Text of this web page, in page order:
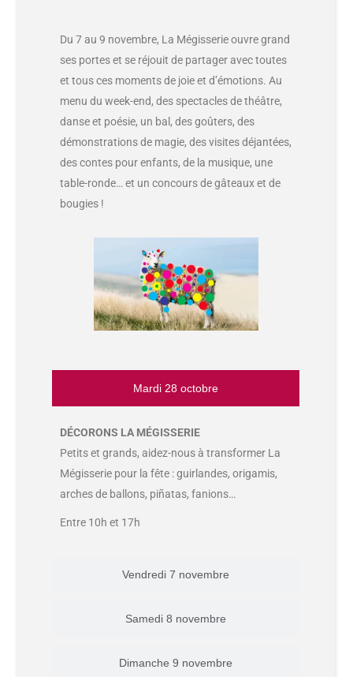
Du 7 au 9 novembre, La Mégisserie ouvre grand
ses portes et se réjouit de partager avec toutes
et tous ces moments de joie et d’émotions. Au
menu du week-end, des spectacles de théâtre,
danse et poésie, un bal, des goûters, des
démonstrations de magie, des visites déjantées,
des contes pour enfants, de la musique, une
table-ronde… et un concours de gâteaux et de
bougies !
Mardi 28 octobre
Vendredi 7 novembre
Samedi 8 novembre
Dimanche 9 novembre
DÉCORONS LA MÉGISSERIE
Petits et grands, aidez-nous à transformer La
Mégisserie pour la fête : guirlandes, origamis,
arches de ballons, piñatas, fanions…
Entre 10h et 17h